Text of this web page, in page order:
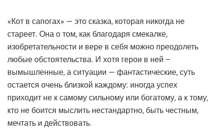
«Кот в сапогах» — это сказка, которая никогда не
стареет. Она о том, как благодаря смекалке,
изобретательности и вере в себя можно преодолеть
любые обстоятельства. И хотя герои в ней –
вымышленные, а ситуации — фантастические, суть
остается очень близкой каждому: иногда успех
приходит не к самому сильному или богатому, а к тому,
кто не боится мыслить нестандартно, быть честным,
мечтать и действовать.